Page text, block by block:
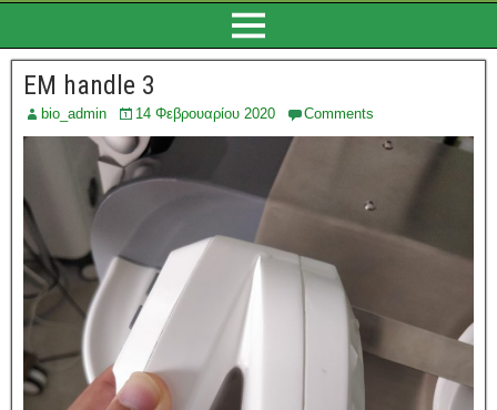
EM handle 3
bio_admin 14 Φεβρουαρίου 2020 Comments